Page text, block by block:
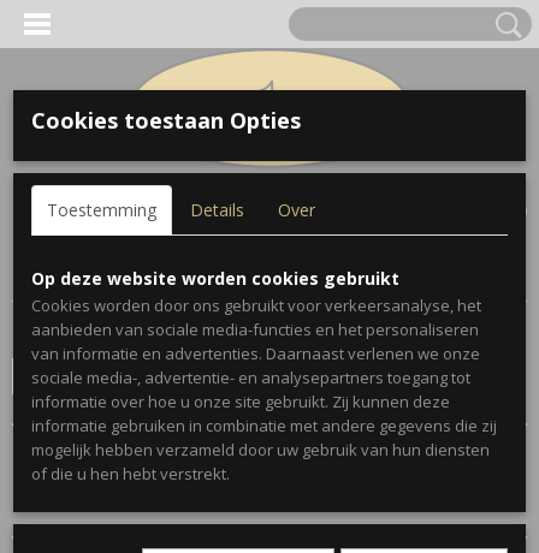
Inloggen Registreren
(0)
Home >Geschenken >Beeldjes
Conditie
Selecteer 1 of meerdere
opties
Sorteer op:
Cookies toestaan Opties
Toestemming Details Over
Op deze website worden cookies gebruikt
Cookies worden door ons gebruikt voor verkeersanalyse, het
aanbieden van sociale media-functies en het personaliseren
van informatie en advertenties. Daarnaast verlenen we onze
sociale media-, advertentie- en analysepartners toegang tot
informatie over hoe u onze site gebruikt. Zij kunnen deze
informatie gebruiken in combinatie met andere gegevens die zij
mogelijk hebben verzameld door uw gebruik van hun diensten
of die u hen hebt verstrekt.